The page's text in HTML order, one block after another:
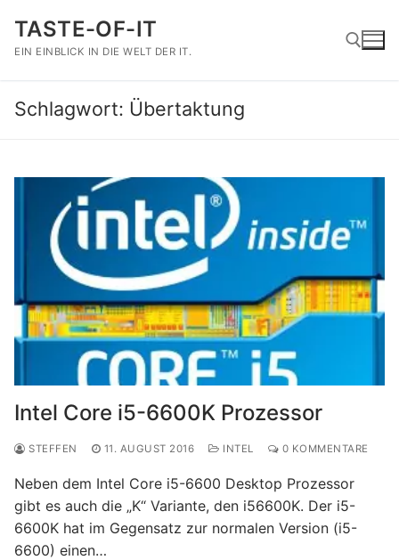
Inhalt
springen
TASTE-OF-IT
EIN EINBLICK IN DIE WELT DER IT.
Suchen nach:
Schlagwort: Übertaktung
Intel Core i5-6600K Prozessor
STEFFEN 11. AUGUST 2016 INTEL 0 KOMMENTARE
Neben dem Intel Core i5-6600 Desktop Prozessor
gibt es auch die „K“ Variante, den i56600K. Der i5-
6600K hat im Gegensatz zur normalen Version (i5-
6600) einen…